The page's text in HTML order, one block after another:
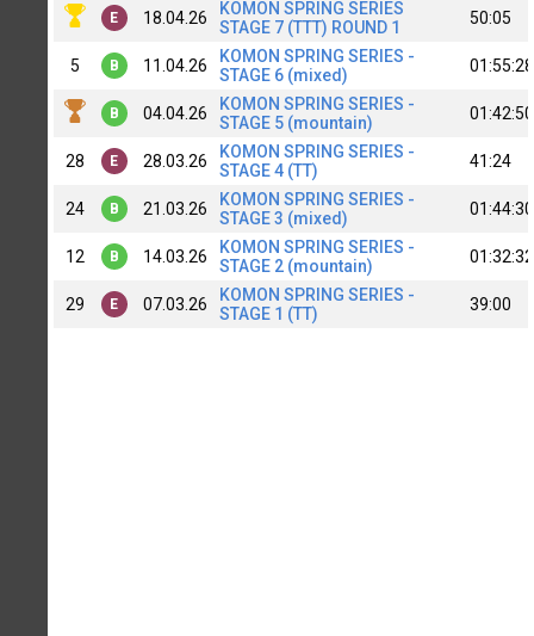
E 18.04.26
KOMON SPRING SERIES
STAGE 7 (TTT) ROUND 1
50:05
5 B 11.04.26
KOMON SPRING SERIES -
STAGE 6 (mixed)
01:55:28
B 04.04.26
KOMON SPRING SERIES -
STAGE 5 (mountain)
01:42:50
28 E 28.03.26
KOMON SPRING SERIES -
STAGE 4 (TT)
41:24
24 B 21.03.26
KOMON SPRING SERIES -
STAGE 3 (mixed)
01:44:30
12 B 14.03.26
KOMON SPRING SERIES -
STAGE 2 (mountain)
01:32:32
29 E 07.03.26
KOMON SPRING SERIES -
STAGE 1 (TT)
39:00